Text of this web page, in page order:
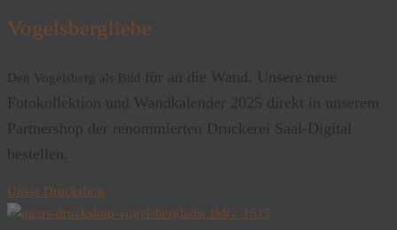
Vogelsbergliebe
Den Vogelsberg als Bild
für an die Wand. Unsere neue
Fotokollektion und Wandkalender 2025 direkt in unserem
Partnershop der renommierten Druckerei Saal-Digital
bestellen.
Unser Druckshop